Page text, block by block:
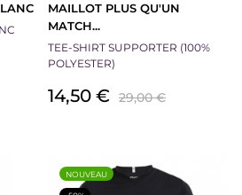
MAILLOT PLUS QU'UN
MATCH...
TEE-SHIRT SUPPORTER (100%
POLYESTER)
Prix
14,50 € Prix
29,00 €
NOUVEAU